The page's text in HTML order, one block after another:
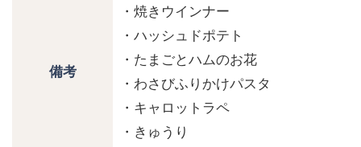
備考
・焼きウインナー
・ハッシュドポテト
・たまごとハムのお花
・わさびふりかけパスタ
・キャロットラペ
・きゅうり